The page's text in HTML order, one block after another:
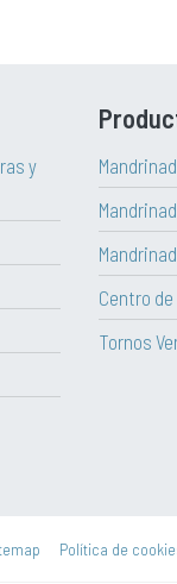
y
Centro
Tornos
Política de